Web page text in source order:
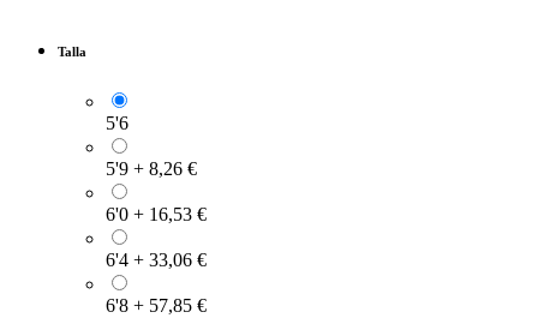
Talla
5'6
5'9 + 8,26 €
6'0 + 16,53 €
6'4 + 33,06 €
6'8 + 57,85 €